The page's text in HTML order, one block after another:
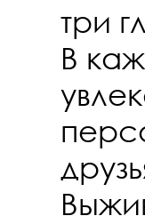
три
В